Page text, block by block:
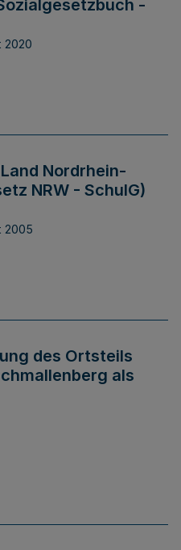
-
2020
Nordrhein-
NRW - SchulG)
2005
des Ortsteils
als